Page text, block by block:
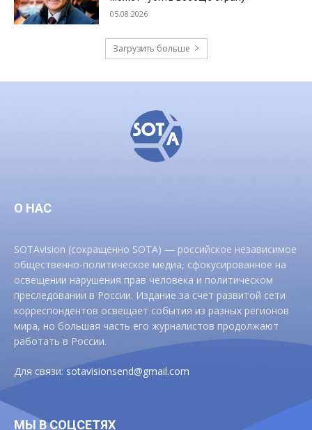
05.08.2026
Загрузить больше
О НАС
SOTAvision (сокращенно SOTA) — российское независимое
общественно-политическое медиа, сфокусированное на
освещении нарушения прав человека и политическом
преследовании в России. Издание за счет развитой сети
корреспондентов освещает события из разных регионов
мира, но большая часть его журналистов продолжают
работать в России.
Для связи:sotavisionsend@gmail.com
МЫ В СОЦСЕТЯХ